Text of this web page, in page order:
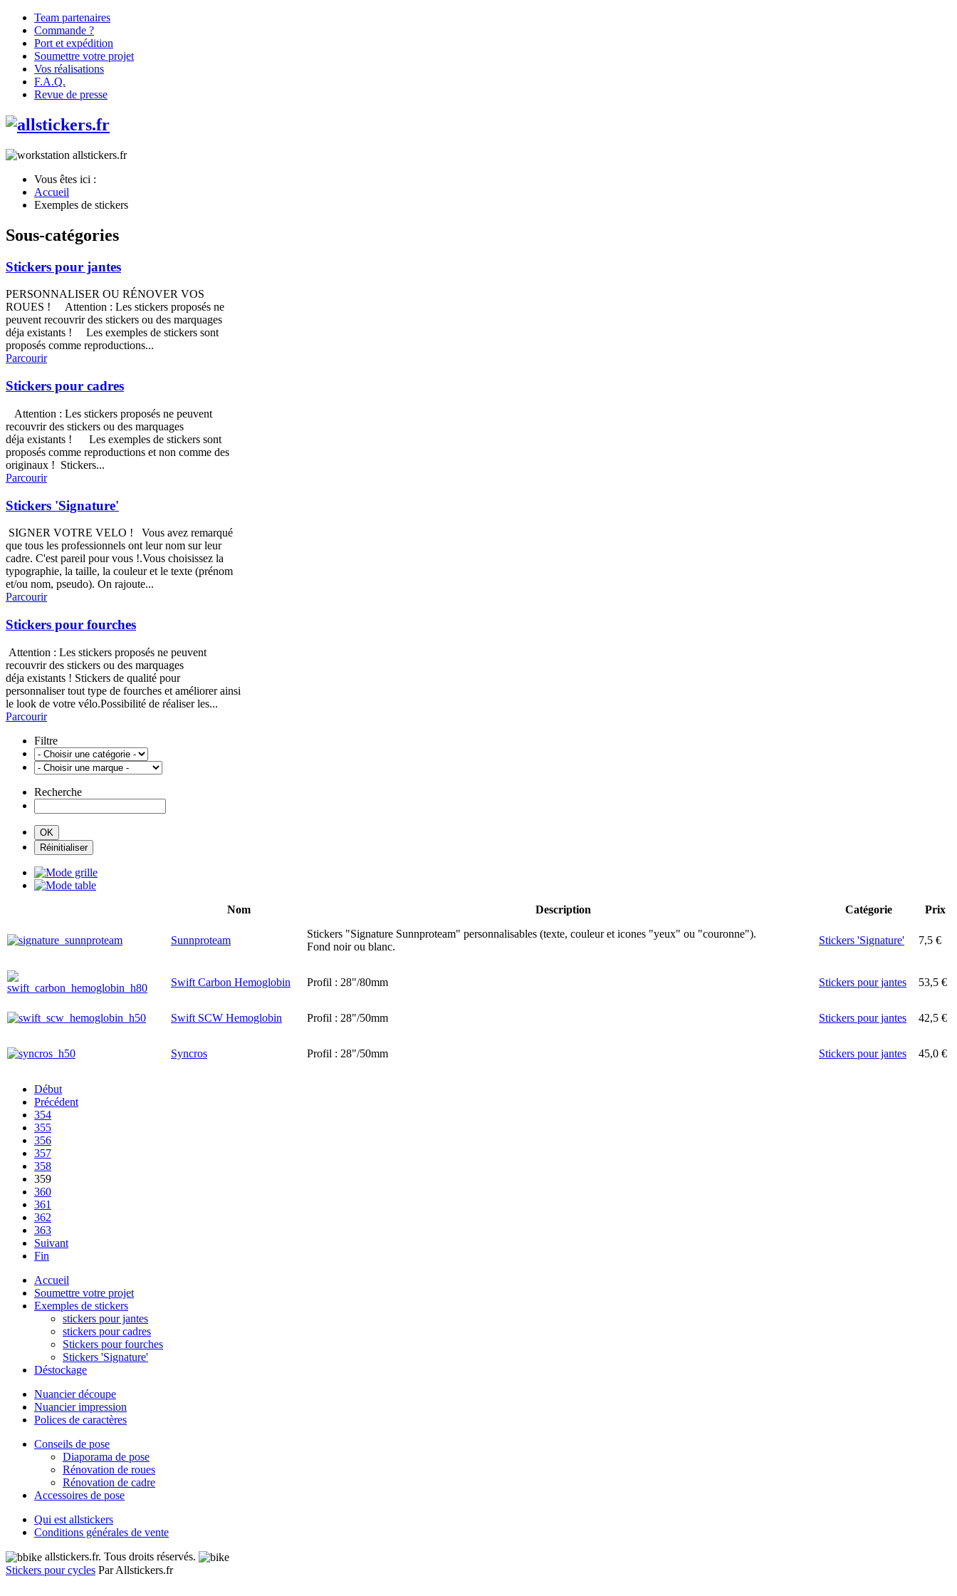
Team partenaires
Commande ?
Port et expédition
Soumettre votre projet
Vos réalisations
F.A.Q.
Revue de presse
Vous êtes ici :
Accueil
Exemples de stickers
Sous-catégories
Stickers pour jantes
PERSONNALISER OU RÉNOVER VOS
ROUES ! Attention : Les stickers proposés ne
peuvent recouvrir des stickers ou des marquages
déja existants ! Les exemples de stickers sont
proposés comme reproductions...
Parcourir
Stickers pour cadres
Attention : Les stickers proposés ne peuvent
recouvrir des stickers ou des marquages
déja existants ! Les exemples de stickers sont
proposés comme reproductions et non comme des
originaux ! Stickers...
Parcourir
Stickers 'Signature'
SIGNER VOTRE VELO ! Vous avez remarqué
que tous les professionnels ont leur nom sur leur
cadre. C'est pareil pour vous !.Vous choisissez la
typographie, la taille, la couleur et le texte (prénom
et/ou nom, pseudo). On rajoute...
Parcourir
Stickers pour fourches
Attention : Les stickers proposés ne peuvent
recouvrir des stickers ou des marquages
déja existants ! Stickers de qualité pour
personnaliser tout type de fourches et améliorer ainsi
le look de votre vélo.Possibilité de réaliser les...
Parcourir
Filtre
Recherche
Nom Description Catégorie Prix
Sunnproteam
Stickers "Signature Sunnproteam" personnalisables (texte, couleur et icones "yeux" ou "couronne").
Fond noir ou blanc.
Stickers 'Signature' 7,5 €
Swift Carbon Hemoglobin Profil : 28"/80mm Stickers pour jantes 53,5 €
Swift SCW Hemoglobin Profil : 28"/50mm Stickers pour jantes 42,5 €
Syncros Profil : 28"/50mm Stickers pour jantes 45,0 €
Début
Précédent
354
355
356
357
358
359
360
361
362
363
Suivant
Fin
Accueil
Soumettre votre projet
Exemples de stickers
stickers pour jantes
stickers pour cadres
Stickers pour fourches
Stickers 'Signature'
Déstockage
Nuancier découpe
Nuancier impression
Polices de caractères
Conseils de pose
Diaporama de pose
Rénovation de roues
Rénovation de cadre
Accessoires de pose
Qui est allstickers
Conditions générales de vente
allstickers.fr. Tous droits réservés.
Stickers pour cycles Par Allstickers.fr